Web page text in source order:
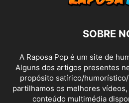
SOBRE
A Raposa Pop é um site de
Alguns dos artigos presentes
propósito satírico/
partilhamos os melhores
conteúdo multimédia